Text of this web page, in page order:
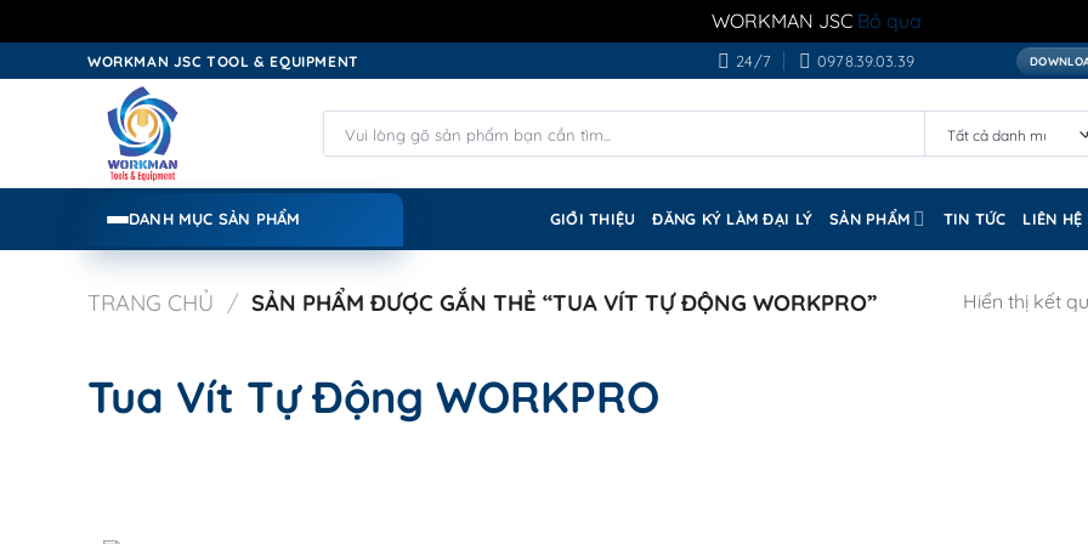
WORKMAN JSC Bỏ qua
to
WORKMAN JSC TOOL & EQUIPMENT 24/7 0978.39.03.39
kiếm:
DANH MỤC SẢN PHẨM GIỚI THIỆU ĐĂNG KÝ LÀM ĐẠI LÝ SẢN PHẨM TIN TỨC LIÊN HỆ
TRANG CHỦ / SẢN PHẨM ĐƯỢC GẮN THẺ “TUA VÍT TỰ ĐỘNG WORKPRO” Hiển thị kết
Tua Vít Tự Động WORKPRO